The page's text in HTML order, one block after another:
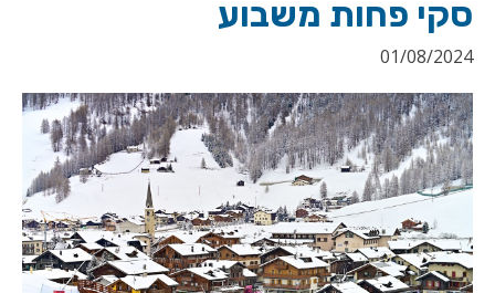
סקי פחות משבוע
01/08/2024